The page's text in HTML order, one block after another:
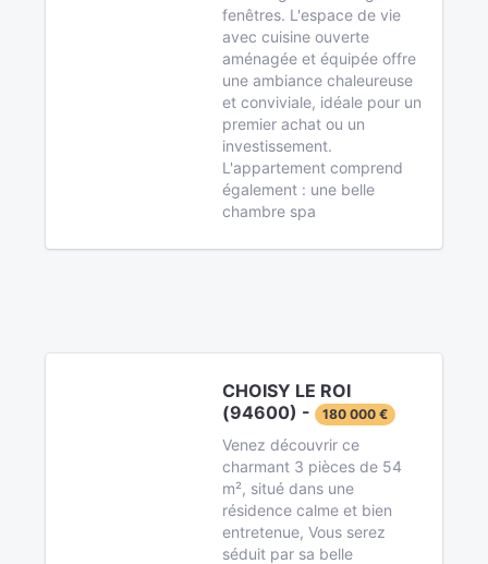
fenêtres. L'espace de vie
avec cuisine ouverte
aménagée et équipée offre
une ambiance chaleureuse
et conviviale, idéale pour un
premier achat ou un
investissement.
L'appartement comprend
également : une belle
chambre spa
CHOISY LE ROI
(94600) -
180 000 €
Venez découvrir ce
charmant 3 pièces de 54
m², situé dans une
résidence calme et bien
entretenue, Vous serez
séduit par sa belle